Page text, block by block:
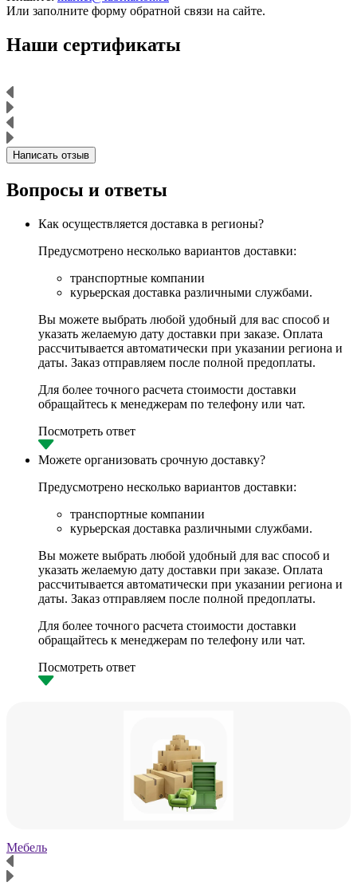
Или заполните форму обратной связи на сайте.
Наши сертификаты
Написать отзыв
Вопросы и ответы
Как осуществляется доставка в регионы?
Предусмотрено несколько вариантов доставки:
транспортные компании
курьерская доставка различными службами.
Вы можете выбрать любой удобный для вас способ и
указать желаемую дату доставки при заказе. Оплата
рассчитывается автоматически при указании региона и
даты. Заказ отправляем после полной предоплаты.
Для более точного расчета стоимости доставки
обращайтесь к менеджерам по телефону или чат.
Посмотреть ответ
Можете организовать срочную доставку?
Предусмотрено несколько вариантов доставки:
транспортные компании
курьерская доставка различными службами.
Вы можете выбрать любой удобный для вас способ и
указать желаемую дату доставки при заказе. Оплата
рассчитывается автоматически при указании региона и
даты. Заказ отправляем после полной предоплаты.
Для более точного расчета стоимости доставки
обращайтесь к менеджерам по телефону или чат.
Посмотреть ответ
Мебель